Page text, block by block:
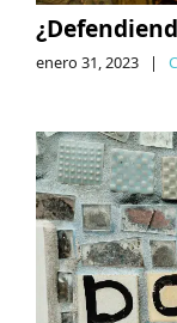
enero 31, 2023 |